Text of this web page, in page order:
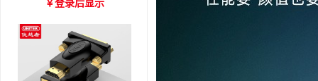
￥登录后显示